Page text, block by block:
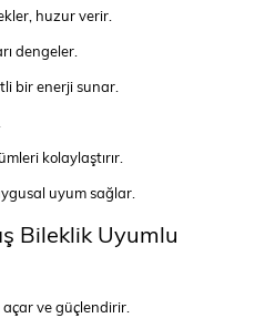
huzur verir.
dengeler.
bir enerji sunar.
kolaylaştırır.
uyum sağlar.
Bileklik Uyumlu
açar ve güçlendirir.